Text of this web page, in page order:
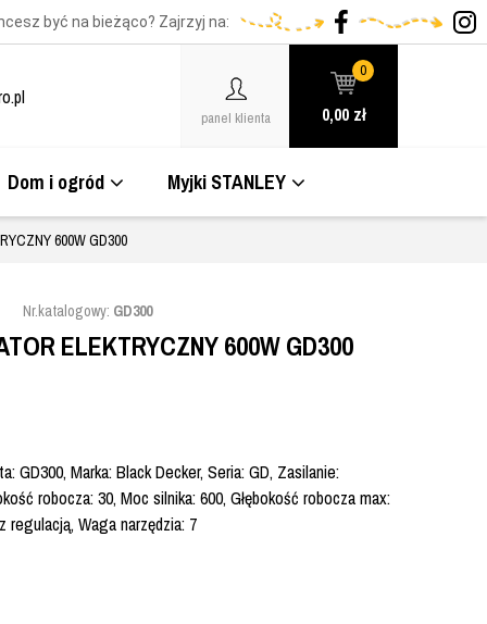
być na bieżąco? Zajrzyj na:
panel klienta
0
0,00 zł
Dom i ogród Myjki STANLEY
600W GD300
Nr.katalogowy: GD300
ELEKTRYCZNY 600W GD300
GD300, Marka: Black Decker, Seria: GD, Zasilanie:
robocza: 30, Moc silnika: 600, Głębokość robocza max:
regulacją, Waga narzędzia: 7